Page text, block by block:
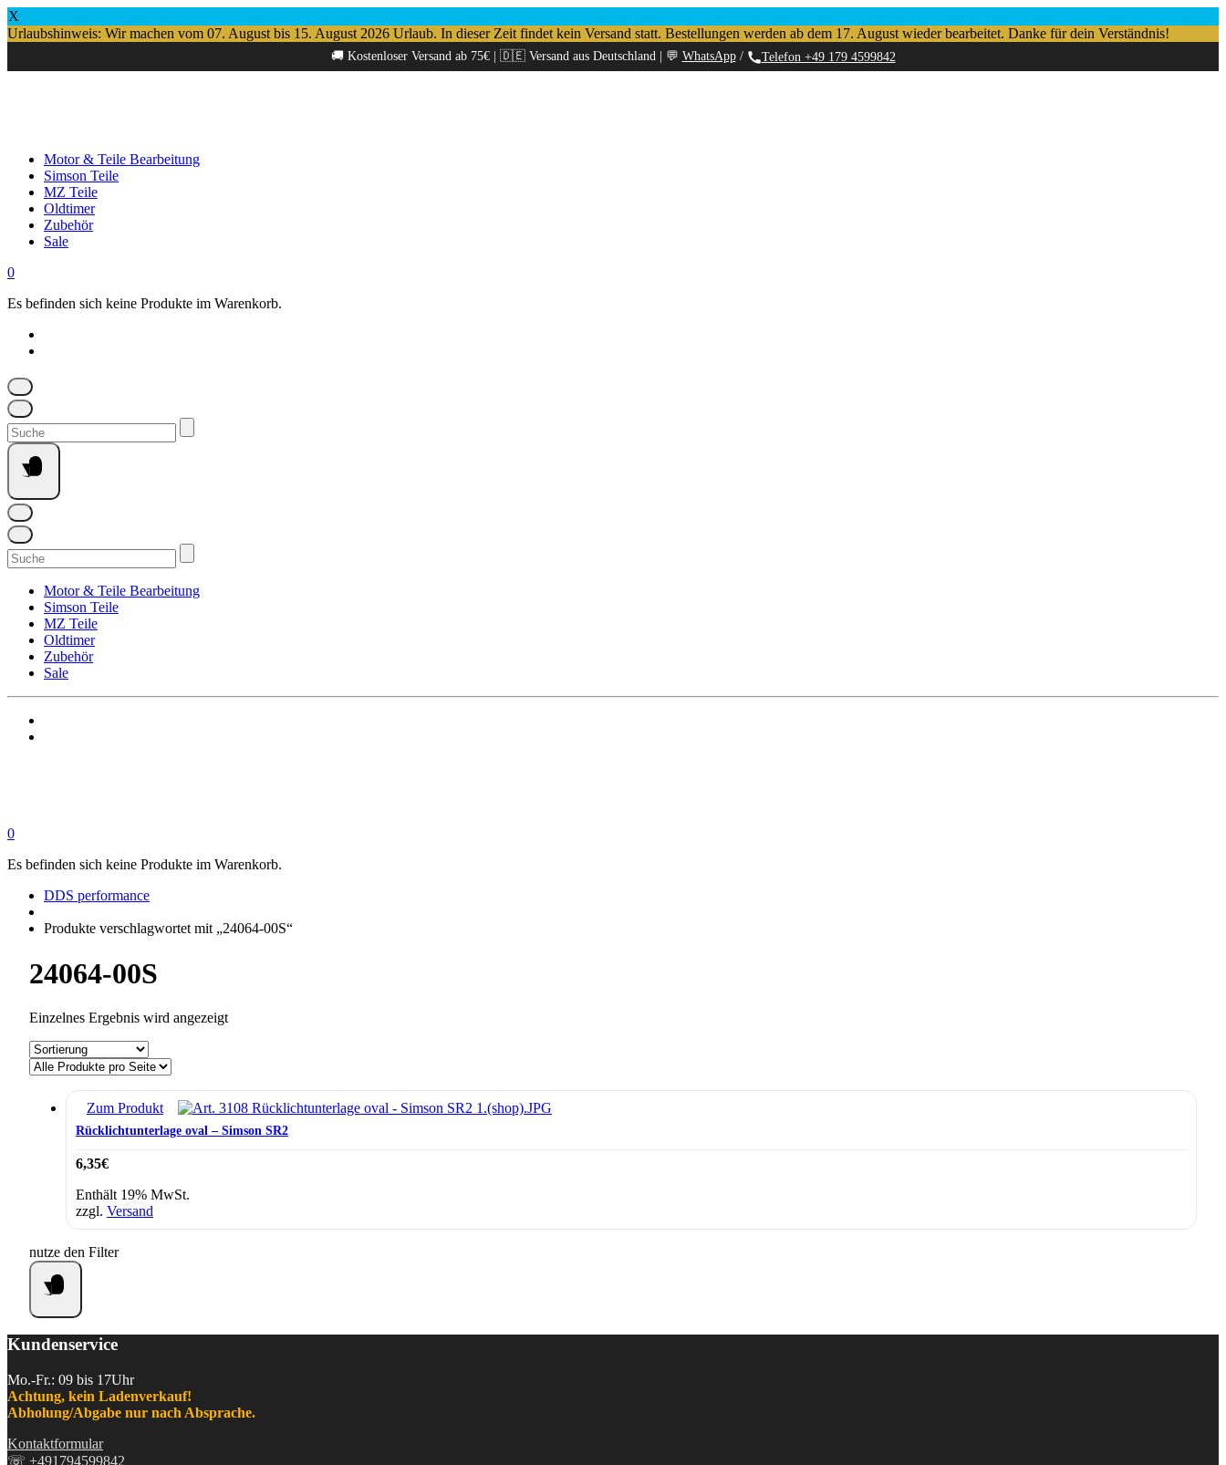
X
Urlaubshinweis: Wir machen vom 07. August bis 15. August 2026 Urlaub. In dieser Zeit findet kein Versand statt. Bestellungen werden ab dem 17. August wieder bearbeitet. Danke für dein Verständnis!
🚚 Kostenloser Versand ab 75€ | 🇩🇪 Versand aus Deutschland | 💬 WhatsApp/ Telefon +49 179 4599842
Motor & Teile Bearbeitung
Simson Teile
MZ Teile
Oldtimer
Zubehör
Sale
0
Es befinden sich keine Produkte im Warenkorb.
Suchen
nach:
Suchen
nach:
Motor & Teile Bearbeitung
Simson Teile
MZ Teile
Oldtimer
Zubehör
Sale
0
Es befinden sich keine Produkte im Warenkorb.
DDS performance
Produkte verschlagwortet mit „24064-00S“
24064-00S
Einzelnes Ergebnis wird angezeigt
Zum Produkt
Rücklichtunterlage oval – Simson SR2
6,35€
Enthält 19% MwSt.
zzgl. Versand
nutze den Filter
Kundenservice
Mo.-Fr.: 09 bis 17Uhr
Achtung, kein Ladenverkauf!
Abholung/Abgabe nur nach Absprache.
Kontaktformular
☏ +491794599842